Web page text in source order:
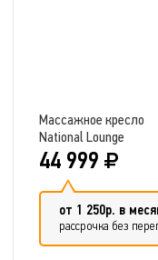
Массажное кресло
National Lounge
44 999
от 1 250р. в
рассрочка без